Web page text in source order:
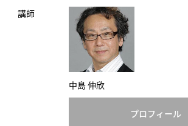
講師
中島 伸欣
プロフィール